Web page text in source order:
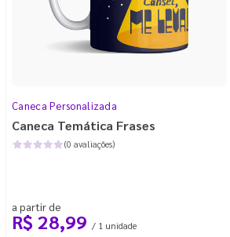
Caneca Personalizada
Caneca Temática Frases
(0 avaliações)
a partir de
R$ 28,99 / 1 unidade